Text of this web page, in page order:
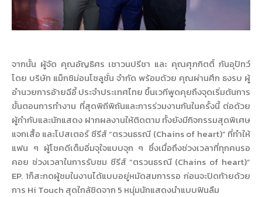
จากนั้น ผู้จัด คุณอัญธิศร เชาวนปรีชา และ คุณศุภกิตติ์ กันอุปัทว์
โดย บริษัท แม็กซิม่อนโซลูชั่น จำกัด พร้อมด้วย คุณผ่านศึก ธงรบ ผู้
อำนวยการอ้ายฉีอี้ ประจำประเทศไทย ขึ้นเวทีพูดคุยถึงจุดเริ่มต้นการ
ขั้นตอนการทำงาน ที่สุดพิถีพิถันและการร่วมงานกันในครั้งนี้ ต่อด้วย
ผู้กำกับและนักแสดง ฝากผลงานให้ติดตาม ทั้งยังมีกิจกรรมสุดพิเศษ
แจกเสื้อ และโปสเตอร์ ซีรีส์ “ตรวนธรณี (Chains of heart)” ที่ทำให้
แฟน ๆ ผู้โชคดีเต็มอิ่มจุใจแบบจุก ๆ ซึ่งเมื่อถึงช่วงเวลาที่ทุกคนรอ
คอย ช่วงเวลาในการรับชม ซีรีส์ “ตรวนธรณี (Chains of heart)”
EP. 1ก็สะกดผู้ชมในงานได้แบบอยู่หมัดสมการรอ ก่อนจะปิดท้ายด้วย
การ Hi Touch สุดใกล้ชิดจาก 5 หนุ่มนักแสดงนำแบบฟินลืม